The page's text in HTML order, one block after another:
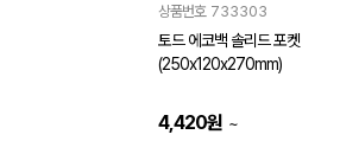
상품번호 733303
토드 에코백 솔리드 포켓
(250x120x270mm)
4,420원 ~